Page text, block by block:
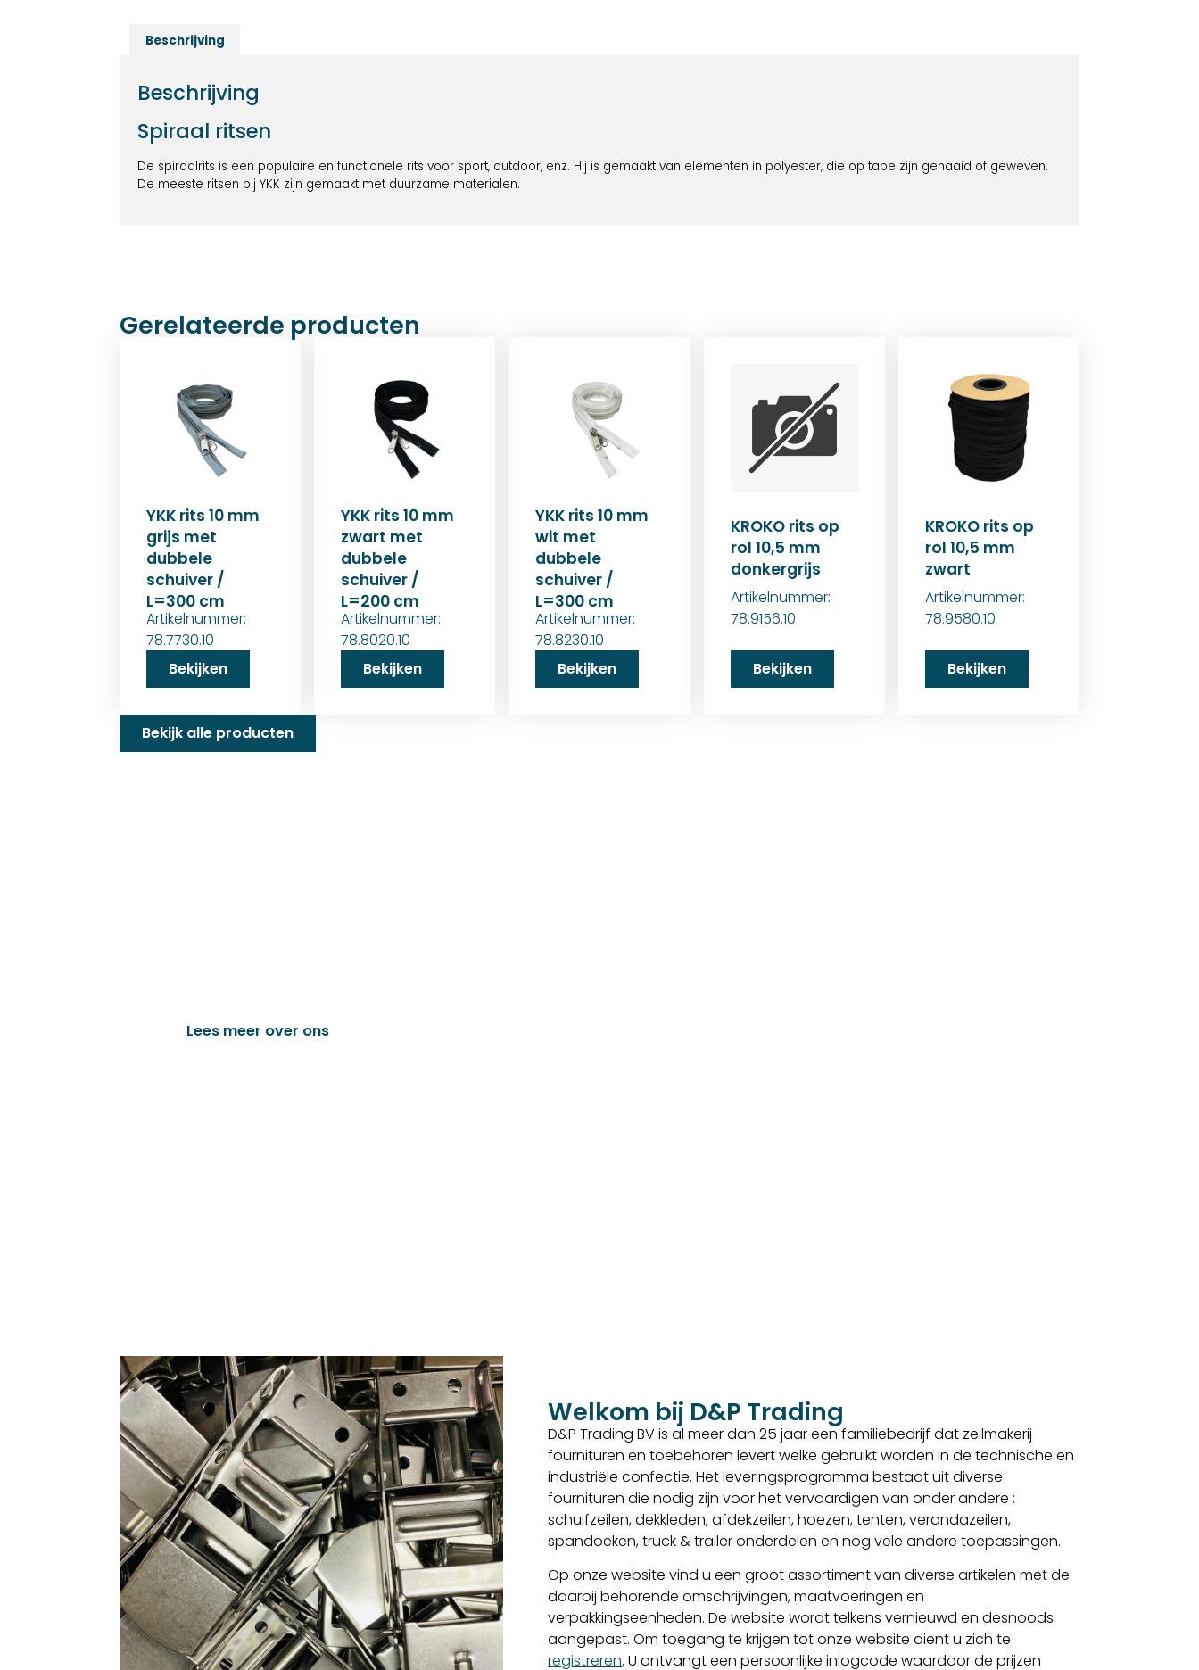
Beschrijving
Beschrijving
Spiraal ritsen
De spiraalrits is een populaire en functionele rits voor sport, outdoor, enz. Hij is gemaakt van elementen in polyester, die op tape zijn genaaid of geweven.
De meeste ritsen bij YKK zijn gemaakt met duurzame materialen.
Gerelateerde producten
YKK rits 10 mm
grijs met
dubbele
schuiver /
L=300 cm
Artikelnummer:
78.7730.10
Bekijken
YKK rits 10 mm
zwart met
dubbele
schuiver /
L=200 cm
Artikelnummer:
78.8020.10
Bekijken
YKK rits 10 mm
wit met
dubbele
schuiver /
L=300 cm
Artikelnummer:
78.8230.10
Bekijken
KROKO rits op
rol 10,5 mm
donkergrijs
Artikelnummer:
78.9156.10
Bekijken
KROKO rits op
rol 10,5 mm
zwart
Artikelnummer:
78.9580.10
Bekijken
Bekijk alle producten
Lees meer over ons
Welkom bij D&P Trading
D&P Trading BV is al meer dan 25 jaar een familiebedrijf dat zeilmakerij
fournituren en toebehoren levert welke gebruikt worden in de technische en
industriële confectie. Het leveringsprogramma bestaat uit diverse
fournituren die nodig zijn voor het vervaardigen van onder andere :
schuifzeilen, dekkleden, afdekzeilen, hoezen, tenten, verandazeilen,
spandoeken, truck & trailer onderdelen en nog vele andere toepassingen.
Op onze website vind u een groot assortiment van diverse artikelen met de
daarbij behorende omschrijvingen, maatvoeringen en
verpakkingseenheden. De website wordt telkens vernieuwd en desnoods
aangepast. Om toegang te krijgen tot onze website dient u zich te
registreren. U ontvangt een persoonlijke inlogcode waardoor de prijzen